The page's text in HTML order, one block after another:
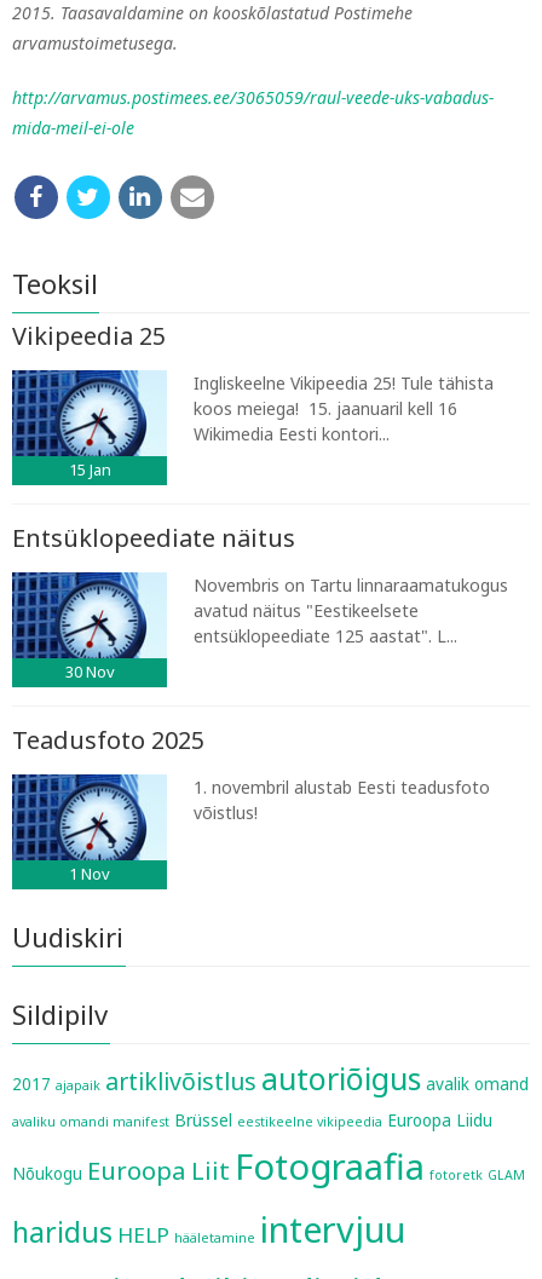
2015. Taasavaldamine on kooskõlastatud Postimehe
arvamustoimetusega.
http://arvamus.postimees.ee/3065059/raul-veede-uks-vabadus-
mida-meil-ei-ole
Teoksil
Vikipeedia 25
15 Jan
Ingliskeelne Vikipeedia 25! Tule tähista
koos meiega! 15. jaanuaril kell 16
Wikimedia Eesti kontori...
Entsüklopeediate näitus
30Nov
Novembris on Tartu linnaraamatukogus
avatud näitus "Eestikeelsete
entsüklopeediate 125 aastat". L...
Teadusfoto 2025
1 Nov
1. novembril alustab Eesti teadusfoto
võistlus!
Uudiskiri
Sildipilv
2017 ajapaik artiklivõistlus autoriõigus avalik omand
avaliku omandi manifest Brüssel eestikeelne vikipeedia Euroopa Liidu
Nõukogu Euroopa Liit Fotograafia fotoretk GLAM
haridus HELP hääletamine intervjuu